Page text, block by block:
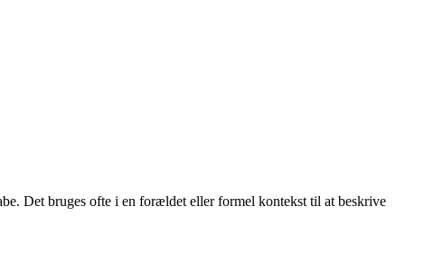
Det bruges ofte i en forældet eller formel kontekst til at beskrive